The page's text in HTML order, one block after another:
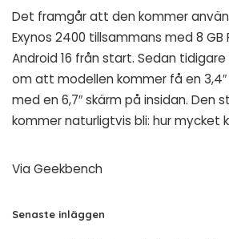
Det framgår att den kommer
Exynos 2400 tillsammans med 8 GB
Android 16 från start. Sedan
om att modellen kommer få en
med en 6,7″ skärm på insidan. Den
kommer naturligtvis bli: hur mycket
Via Geekbench
Senaste inläggen